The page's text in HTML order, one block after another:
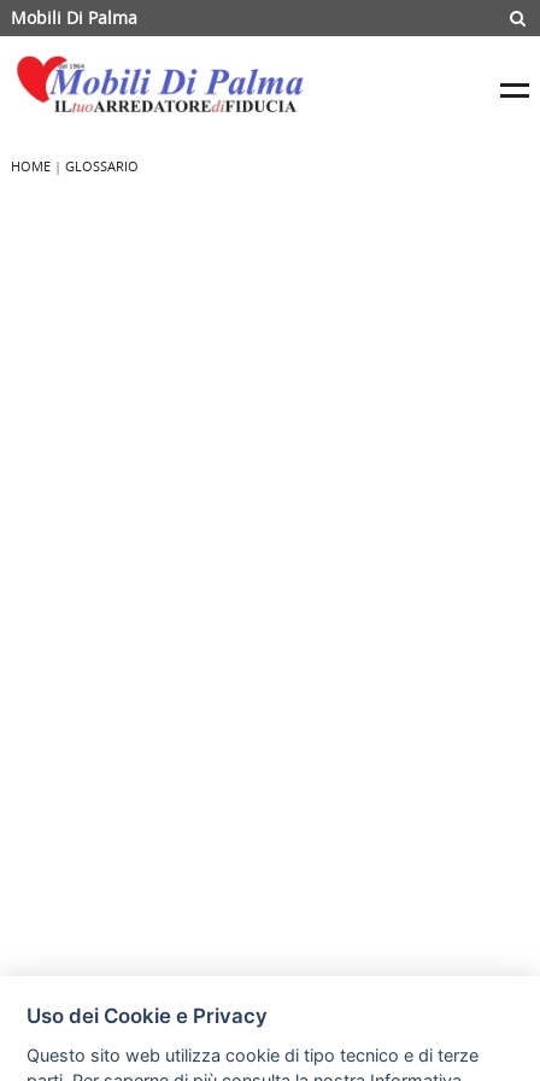
Mobili Di Palma
HOME| GLOSSARIO
Uso dei Cookie e Privacy
Questo sito web utilizza cookie di tipo tecnico e di terze